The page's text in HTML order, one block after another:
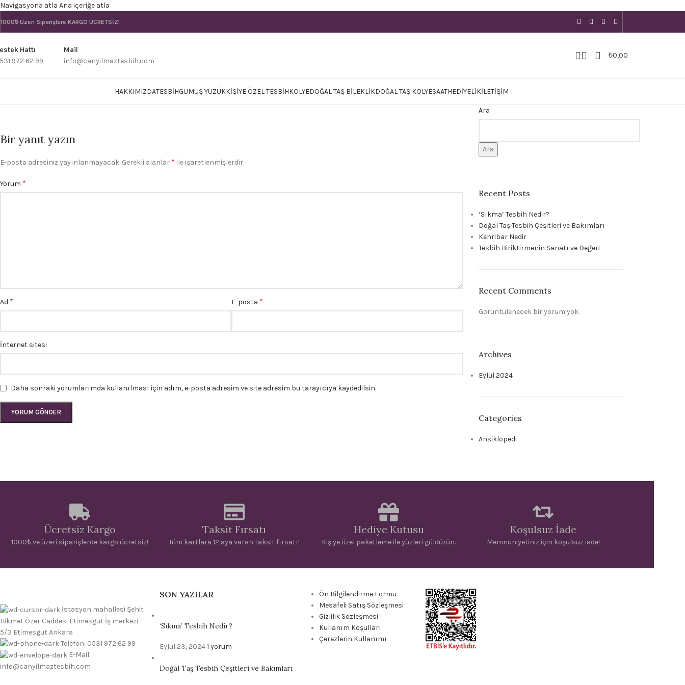
Navigasyona atla Ana içeriğe atla
1000₺ Üzeri Siparişlere KARGO ÜCRETSİZ!
Hattı
972 62 99
Mail
info@canyilmaztesbih.com
₺0,00
HAKKIMIZDATESBIHGÜMÜŞ YÜZÜKKIŞIYE ÖZEL TESBIHKOLYEDOĞAL TAŞ BILEKLIKDOĞAL TAŞ KOLYESAATHEDIYELIKİLETIŞIM
Bir yanıt yazın
E-posta adresiniz yayınlanmayacak. Gerekli alanlar * ile işaretlenmişlerdir
Yorum *
Ad * E-posta *
İnternet sitesi
Daha sonraki yorumlarımda kullanılması için adım, e-posta adresim ve site adresim bu tarayıcıya kaydedilsin.
Ara
Ara
Recent Posts
‘Sıkma’ Tesbih Nedir?
Doğal Taş Tesbih Çeşitleri ve Bakımları
Kehribar Nedir
Tesbih Biriktirmenin Sanatı ve Değeri
Recent Comments
Görüntülenecek bir yorum yok.
Archives
Eylül 2024
Categories
Ansiklopedi
Ücretsiz Kargo
1000₺ ve üzeri siparişlerde kargo ücretsiz!
Taksit Fırsatı
Tüm kartlara 12 aya varan taksit fırsatı!
Hediye Kutusu
Kişiye özel paketleme ile yüzleri güldürün.
Koşulsuz İade
Memnuniyetiniz için koşulsuz iade!
İstasyon mahallesi Şehit
Hikmet Özer Caddesi Etimesgut İş merkezi
5/3 Etimesgut Ankara
Telefon: 0531 972 62 99
E-Mail:
info@canyilmaztesbih.com
SON YAZILAR
‘Sıkma’ Tesbih Nedir?
Eylül 23, 20241 yorum
Doğal Taş Tesbih Çeşitleri ve Bakımları
Ön Bilgilendirme Formu
Mesafeli Satış Sözleşmesi
Gizlilik Sözleşmesi
Kullanım Koşulları
Çerezlerin Kullanımı